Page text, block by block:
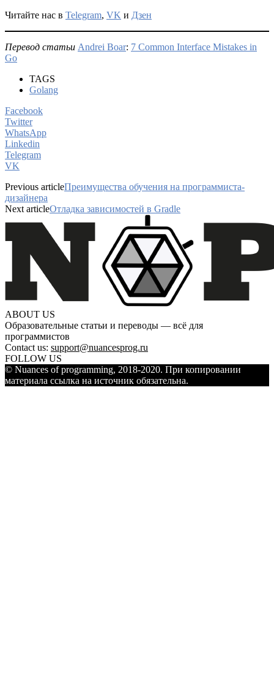
Читайте нас в Telegram, VK и Дзен
Перевод статьи Andrei Boar: 7 Common Interface Mistakes in
Go
TAGS
Golang
Facebook
Twitter
WhatsApp
Linkedin
Telegram
VK
Previous articleПреимущества обучения на программиста-
дизайнера
Next articleОтладка зависимостей в Gradle
ABOUT US
Образовательные статьи и переводы — всё для
программистов
Contact us: support@nuancesprog.ru
FOLLOW US
© Nuances of programming, 2018-2020. При копировании
материала ссылка на источник обязательна.